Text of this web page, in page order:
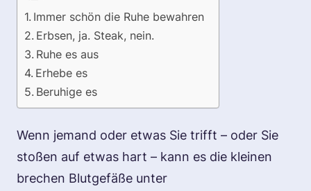
Immer schön die Ruhe bewahren
Erbsen, ja. Steak, nein.
Ruhe es aus
Erhebe es
Beruhige es
Wenn jemand oder etwas Sie trifft – oder Sie
stoßen auf etwas hart – kann es die kleinen
brechen Blutgefäße unter